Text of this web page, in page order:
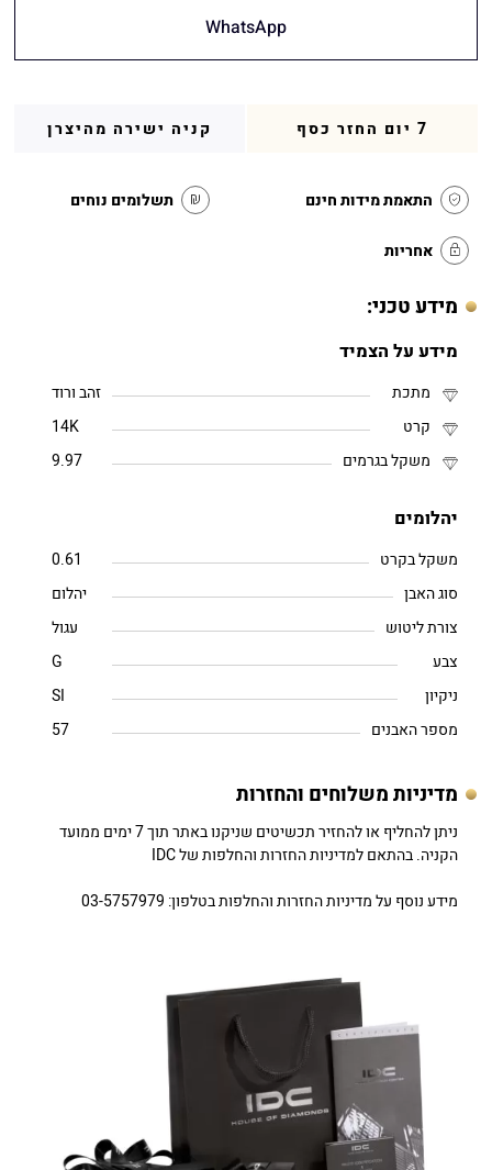
WhatsApp
7 יום החזר כסף קניה ישירה מהיצרן
התאמת מידות חינם תשלומים נוחים
אחריות
מידע טכני:
מידע על הצמיד
מתכת
זהב ורוד
קרט
14K
משקל בגרמים
9.97
יהלומים
משקל בקרט
0.61
סוג האבן
יהלום
צורת ליטוש
עגול
צבע
G
ניקיון
SI
מספר האבנים
57
מדיניות משלוחים והחזרות
ניתן להחליף או להחזיר תכשיטים שניקנו באתר תוך 7 ימים ממועד
הקניה. בהתאם למדיניות החזרות והחלפות של IDC
מידע נוסף על מדיניות החזרות והחלפות בטלפון: 03-5757979